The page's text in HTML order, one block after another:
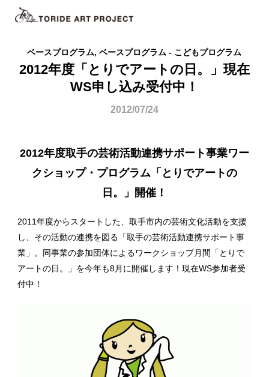
ベースプログラム, ベースプログラム - こどもプログラム
2012年度「とりでアートの日。」現在
WS申し込み受付中！
2012/07/24
2012年度取手の芸術活動連携サポート事業ワー
クショップ・プログラム「とりでアートの
日。」開催！
2011年度からスタートした、取手市内の芸術文化活動を支援
し、その活動の連携を図る「取手の芸術活動連携サポート事
業」。同事業の参加団体によるワークショップ月間「とりで
アートの日。」を今年も8月に開催します！現在WS参加者受
付中！